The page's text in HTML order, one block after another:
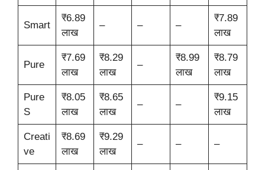
Smart
₹6.89
लाख
– – –
₹7.89
लाख
Pure
₹7.69
लाख
₹8.29
लाख
–
₹8.99
लाख
₹8.79
लाख
Pure
S
₹8.05
लाख
₹8.65
लाख
– –
₹9.15
लाख
Creati
ve
₹8.69
लाख
₹9.29
लाख
– – –